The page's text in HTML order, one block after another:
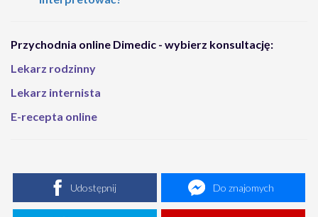
Przychodnia online Dimedic - wybierz konsultację:
Lekarz rodzinny
Lekarz internista
E-recepta online
Udostępnij Do znajomych